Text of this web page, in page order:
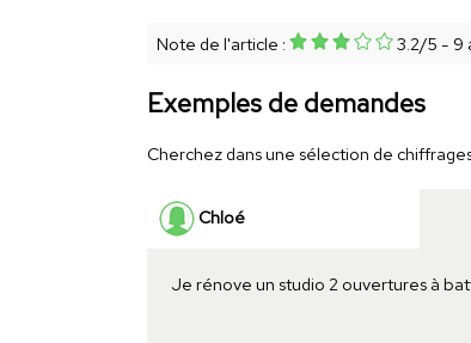
Note de l'article : 3.2/5 - 9
Exemples de demandes
Cherchez dans une sélection de
Chloé
Je rénove un studio 2 ouvertures à